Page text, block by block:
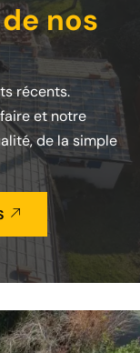
nos
récents.
et notre
de la simple